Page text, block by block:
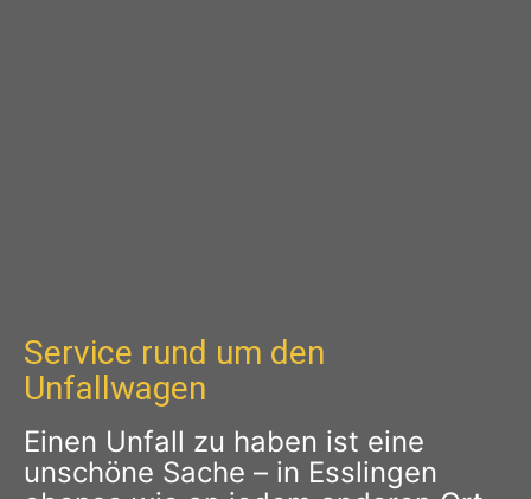
Service rund um den
Unfallwagen
Einen Unfall zu haben ist eine
unschöne Sache – in Esslingen